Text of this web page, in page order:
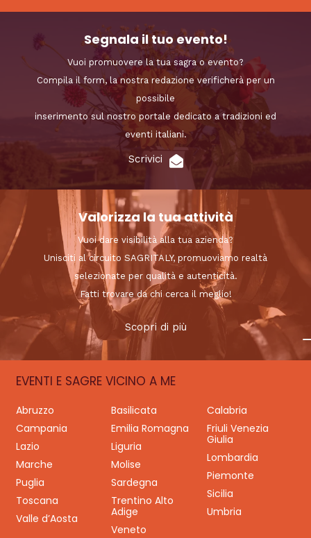
Segnala il tuo evento!
Vuoi promuovere la tua sagra o evento?
Compila il form, la nostra redazione verificherà per un
possibile
inserimento sul nostro portale dedicato a tradizioni ed
eventi italiani.
Scrivici
Valorizza la tua attività
Vuoi dare visibilità alla tua azienda?
Unisciti al circuito SAGRITALY, promuoviamo realtà
selezionate per qualità e autenticità.
Fatti trovare da chi cerca il meglio!
Scopri di più
EVENTI E SAGRE VICINO A ME
Abruzzo Basilicata
Calabria
Campania
Emilia Romagna
Friuli Venezia
Giulia
Lazio
Liguria
Lombardia
Marche
Molise
Piemonte
Puglia
Sardegna
Sicilia
Toscana
Trentino Alto
Adige
Umbria
Valle d’Aosta
Veneto